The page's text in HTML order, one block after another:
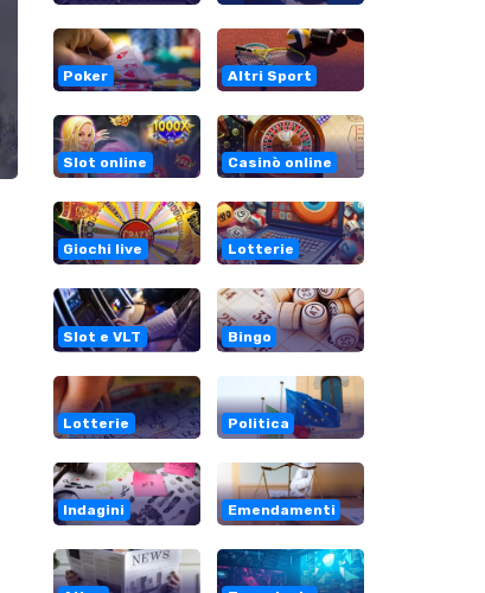
Poker Altri Sport
Slot online Casinò online
Giochi live Lotterie
Slot e VLT Bingo
Lotterie Politica
Indagini Emendamenti